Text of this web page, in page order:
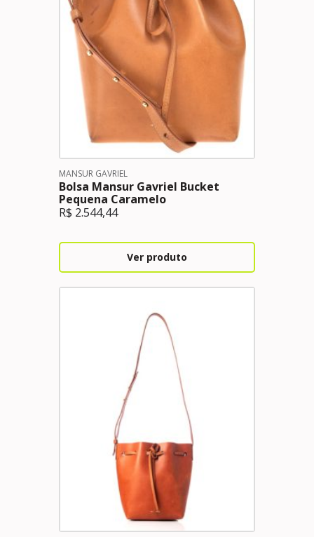
MANSUR GAVRIEL
Bolsa Mansur Gavriel Bucket
Pequena Caramelo
R$ 2.544,44
Ver produto